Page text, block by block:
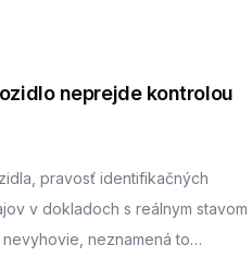
neprejde kontrolou
pravosť identifikačných
v dokladoch s reálnym stavom
neznamená to